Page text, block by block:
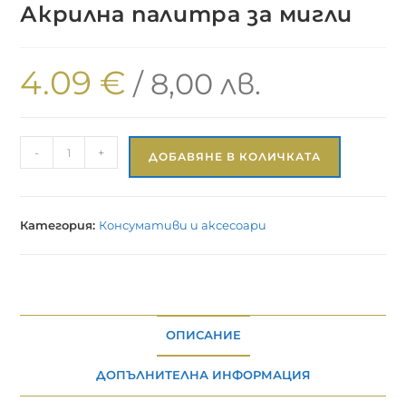
Акрилна палитра за мигли
4.09 € / 8,00 лв.
- + ДОБАВЯНЕ В КОЛИЧКАТА
Категория: Консумативи и аксесоари
ОПИСАНИЕ
ДОПЪЛНИТЕЛНА ИНФОРМАЦИЯ